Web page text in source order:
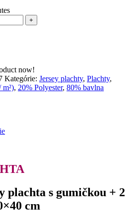
now!
Kategórie: Jersey plachty, Plachty,
m²), 20% Polyester, 80% bavlna
plachta s gumičkou + 2
cm